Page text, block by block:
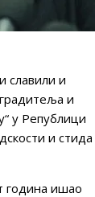
славили и
и
у Републици
и стида
година ишао